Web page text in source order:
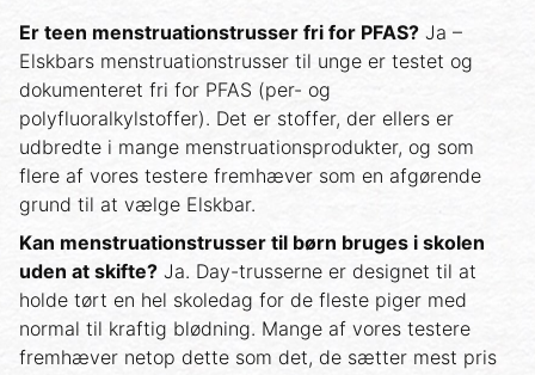
Er teen menstruationstrusser fri for PFAS? Ja –
Elskbars menstruationstrusser til unge er testet og
dokumenteret fri for PFAS (per- og
polyfluoralkylstoffer). Det er stoffer, der ellers er
udbredte i mange menstruationsprodukter, og som
flere af vores testere fremhæver som en afgørende
grund til at vælge Elskbar.
Kan menstruationstrusser til børn bruges i skolen
uden at skifte? Ja. Day-trusserne er designet til at
holde tørt en hel skoledag for de fleste piger med
normal til kraftig blødning. Mange af vores testere
fremhæver netop dette som det, de sætter mest pris